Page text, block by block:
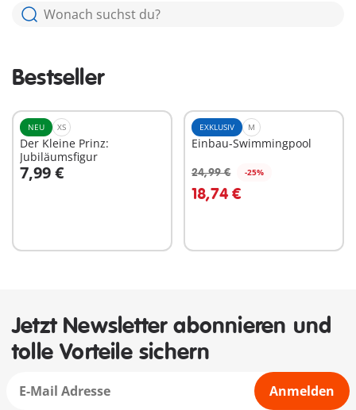
Bestseller
NEU XS
Der Kleine Prinz:
Jubiläumsfigur
7,99 €
In den Warenkorb
EXKLUSIV M
Einbau-Swimmingpool
24,99 € -25%
18,74 €
In den Warenkorb
Jetzt Newsletter abonnieren und
tolle Vorteile sichern
Anmelden